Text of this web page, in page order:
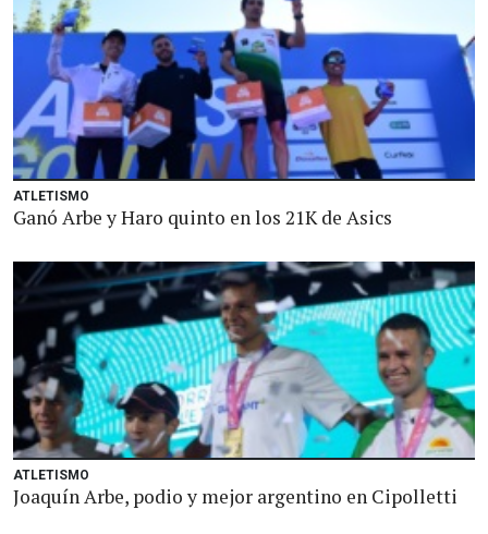
ATLETISMO
Ganó Arbe y Haro quinto en los 21K de Asics
ATLETISMO
Joaquín Arbe, podio y mejor argentino en Cipolletti